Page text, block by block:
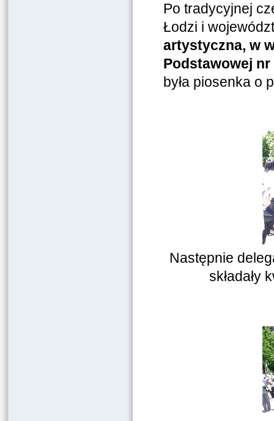
Po tradycyjnej
Łodzi i
artystyczna, w
Podstawowej
była piosenka o
Następnie
składały